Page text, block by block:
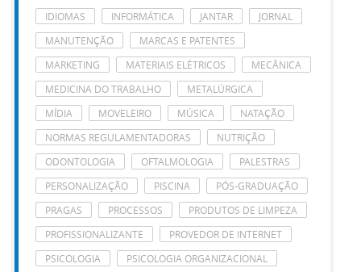
IDIOMAS
INFORMÁTICA JANTAR
JORNAL
MANUTENÇÃO
MARCAS E PATENTES
MARKETING
MATERIAIS ELÉTRICOS
MECÂNICA
MEDICINA DO TRABALHO
METALÚRGICA
MÍDIA
MOVELEIRO MÚSICA
NATAÇÃO
NORMAS REGULAMENTADORAS
NUTRIÇÃO
ODONTOLOGIA
OFTALMOLOGIA
PALESTRAS
PERSONALIZAÇÃO
PISCINA
PÓS-GRADUAÇÃO
PRAGAS
PROCESSOS
PRODUTOS DE LIMPEZA
PROFISSIONALIZANTE
PROVEDOR DE INTERNET
PSICOLOGIA
PSICOLOGIA ORGANIZACIONAL